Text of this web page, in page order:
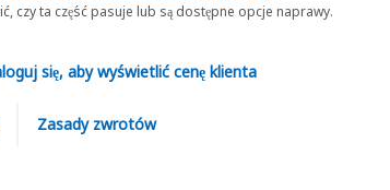
czy ta część pasuje lub są dostępne opcje naprawy.
się, aby wyświetlić cenę klienta
Zasady zwrotów